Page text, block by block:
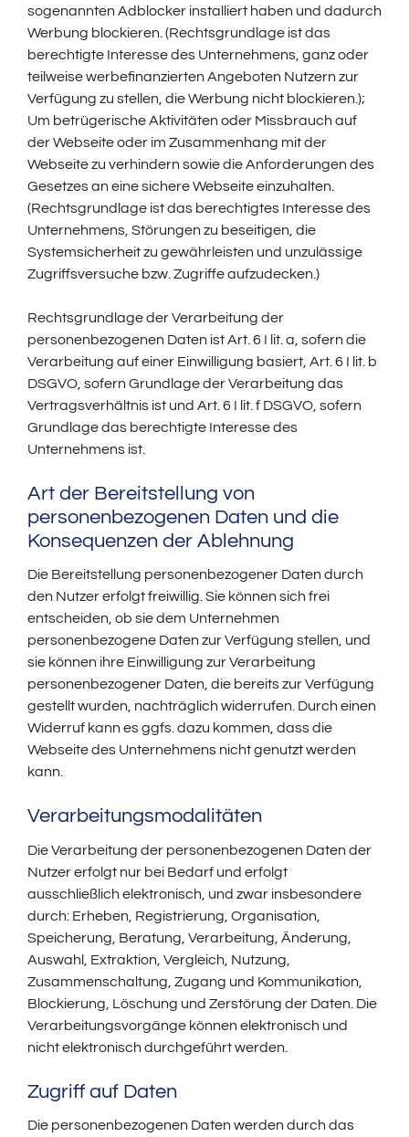
sogenannten Adblocker installiert haben und dadurch
Werbung blockieren. (Rechtsgrundlage ist das
berechtigte Interesse des Unternehmens, ganz oder
teilweise werbefinanzierten Angeboten Nutzern zur
Verfügung zu stellen, die Werbung nicht blockieren.);
Um betrügerische Aktivitäten oder Missbrauch auf
der Webseite oder im Zusammenhang mit der
Webseite zu verhindern sowie die Anforderungen des
Gesetzes an eine sichere Webseite einzuhalten.
(Rechtsgrundlage ist das berechtigtes Interesse des
Unternehmens, Störungen zu beseitigen, die
Systemsicherheit zu gewährleisten und unzulässige
Zugriffsversuche bzw. Zugriffe aufzudecken.)
Rechtsgrundlage der Verarbeitung der
personenbezogenen Daten ist Art. 6 I lit. a, sofern die
Verarbeitung auf einer Einwilligung basiert, Art. 6 I lit. b
DSGVO, sofern Grundlage der Verarbeitung das
Vertragsverhältnis ist und Art. 6 I lit. f DSGVO, sofern
Grundlage das berechtigte Interesse des
Unternehmens ist.
Art der Bereitstellung von
personenbezogenen Daten und die
Konsequenzen der Ablehnung
Die Bereitstellung personenbezogener Daten durch
den Nutzer erfolgt freiwillig. Sie können sich frei
entscheiden, ob sie dem Unternehmen
personenbezogene Daten zur Verfügung stellen, und
sie können ihre Einwilligung zur Verarbeitung
personenbezogener Daten, die bereits zur Verfügung
gestellt wurden, nachträglich widerrufen. Durch einen
Widerruf kann es ggfs. dazu kommen, dass die
Webseite des Unternehmens nicht genutzt werden
kann.
Verarbeitungsmodalitäten
Die Verarbeitung der personenbezogenen Daten der
Nutzer erfolgt nur bei Bedarf und erfolgt
ausschließlich elektronisch, und zwar insbesondere
durch: Erheben, Registrierung, Organisation,
Speicherung, Beratung, Verarbeitung, Änderung,
Auswahl, Extraktion, Vergleich, Nutzung,
Zusammenschaltung, Zugang und Kommunikation,
Blockierung, Löschung und Zerstörung der Daten. Die
Verarbeitungsvorgänge können elektronisch und
nicht elektronisch durchgeführt werden.
Zugriff auf Daten
Die personenbezogenen Daten werden durch das